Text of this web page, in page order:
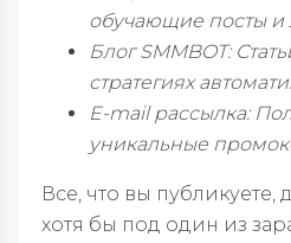
обучающие посты и
Блог SMMBOT:
стратегиях
E-mail рассылка:
уникальные
Все, что вы
хотя бы под один из